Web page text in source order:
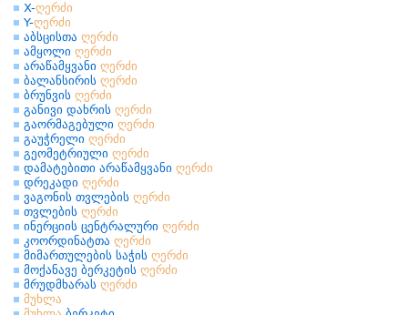
X-ღერძი
Y-ღერძი
აბსცისთა ღერძი
ამყოლი ღერძი
არაწამყვანი ღერძი
ბალანსირის ღერძი
ბრუნვის ღერძი
განივი დახრის ღერძი
გაორმაგებული ღერძი
გაუჭრელი ღერძი
გეომეტრიული ღერძი
დამატებითი არაწამყვანი ღერძი
დრეკადი ღერძი
ვაგონის თვლების ღერძი
თვლების ღერძი
ინერციის ცენტრალური ღერძი
კოორდინატთა ღერძი
მიმართულების საჭის ღერძი
მოქანავე ბერკეტის ღერძი
მრუდმხარას ღერძი
მუხლა